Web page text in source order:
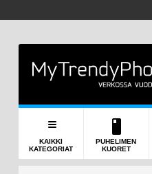
KAIKKI
KATEGORIAT
PUHELIMEN
KUORET